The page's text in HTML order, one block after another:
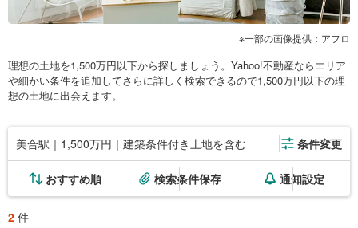
一部の画像提供：アフロ
理想の土地を1,500万円以下から探しましょう。Yahoo!不動産ならエリア
や細かい条件を追加してさらに詳しく検索できるので1,500万円以下の理
想の土地に出会えます。
美合駅｜1,500万円｜建築条件付き土地を含む 条件変更
おすすめ順 検索条件保存 通知設定
2 件